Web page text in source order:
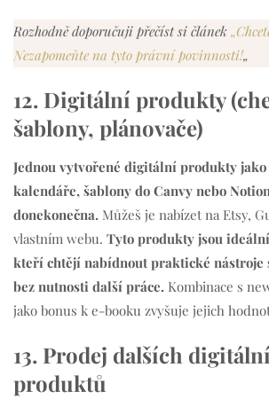
Rozhodně doporučuji přečíst si článek
Nezapomeňte na tyto právní povinnosti!„
12. Digitální produkty
šablony, plánovače)
Jednou vytvořené digitální produkty
kalendáře, šablony do Canvy nebo
donekonečna. Můžeš je nabízet na Etsy,
vlastním webu. Tyto produkty jsou
kteří chtějí nabídnout praktické nástroje
bez nutnosti další práce. Kombinace s
jako bonus k e-booku zvyšuje jejich
13. Prodej dalších
produktů